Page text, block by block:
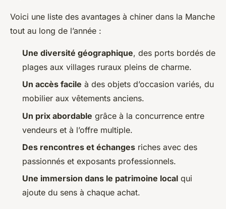
Voici une liste des avantages à chiner dans la Manche
tout au long de l’année :
Une diversité géographique, des ports bordés de
plages aux villages ruraux pleins de charme.
Un accès facile à des objets d’occasion variés, du
mobilier aux vêtements anciens.
Un prix abordable grâce à la concurrence entre
vendeurs et à l’offre multiple.
Des rencontres et échanges riches avec des
passionnés et exposants professionnels.
Une immersion dans le patrimoine local qui
ajoute du sens à chaque achat.